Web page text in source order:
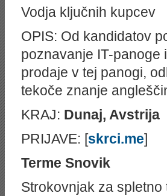
Vodja ključnih kupcev
OPIS: Od kandidatov
poznavanje IT-panoge
prodaje v tej panogi,
tekoče znanje
KRAJ: Dunaj, Avstrija
PRIJAVE: [skrci.me]
Terme Snovik
Strokovnjak za spletno